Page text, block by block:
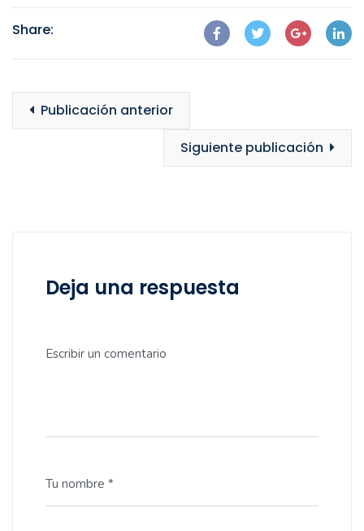
Share:
Publicación anterior
Siguiente publicación
Deja una respuesta
Escribir un comentario
Tu nombre *